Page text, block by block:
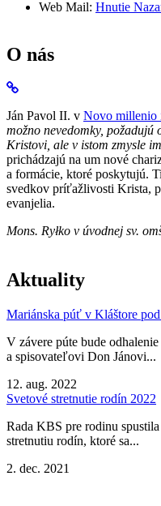
Web Mail: Hnutie
O nás
Ján Pavol II. v Novo millenio
možno nevedomky,
Kristovi, ale v istom zmysle
prichádzajú na um nové
a formácie, ktoré poskytujú.
svedkov príťažlivosti Krista,
evanjelia.
Mons. Ryłko v úvodnej sv.
Aktuality
Mariánska púť v Kláštore
V závere púte bude
a spisovateľovi Don Jánovi...
12. aug. 2022
Svetové stretnutie rodín 2022
Rada KBS pre rodinu
stretnutiu rodín, ktoré sa...
2. dec. 2021